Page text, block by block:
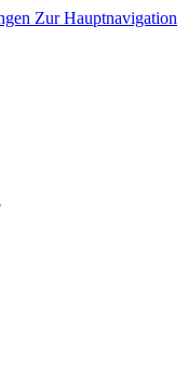
Zur Hauptnavigation